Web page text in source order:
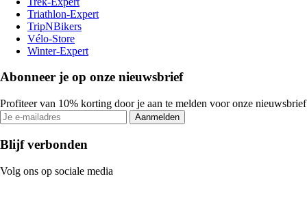
Triathlon-Expert
TripNBikers
Vélo-Store
Winter-Expert
Abonneer je op onze nieuwsbrief
Profiteer van 10% korting door je aan te melden voor onze nieuwsbrief
Aanmelden
Blijf verbonden
Volg ons op sociale media